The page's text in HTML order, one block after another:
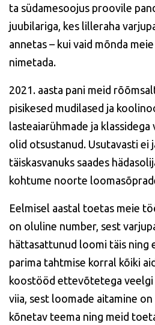
ta südamesoojus proovile
juubilariga, kes lilleraha
annetas – kui vaid mõnda
nimetada.
2021. aasta pani meid
pisikesed mudilased ja
lasteaiarühmade ja
olid otsustanud. Usutavasti ei
täiskasvanuks saades
kohtume noorte
Eelmisel aastal toetas meie
on oluline number, sest
hättasattunud loomi täis ning
parima tahtmise korral kõiki
koostööd ettevõtetega veelgi
viia, sest loomade aitamine on
kõnetav teema ning meid